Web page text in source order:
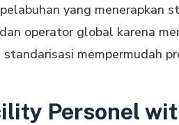
yang menerapkan
operator global karena
mempermudah
Personel